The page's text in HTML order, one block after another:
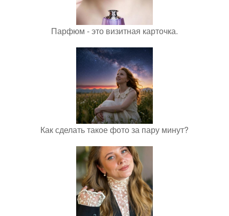
Парфюм - это визитная карточка.
Как сделать такое фото за пару минут?